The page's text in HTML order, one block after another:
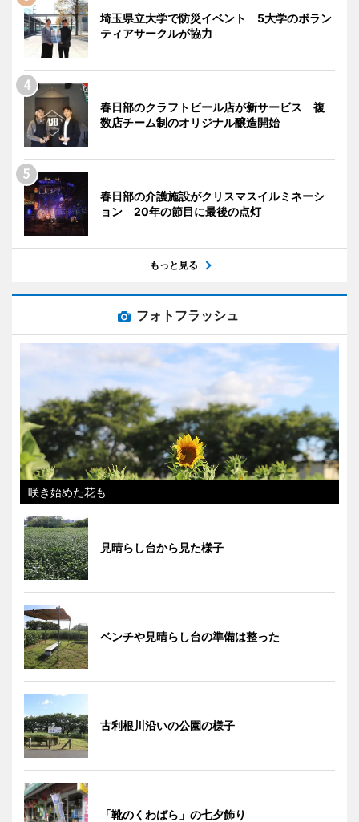
埼玉県立大学で防災イベント 5大学のボラン
ティアサークルが協力
春日部のクラフトビール店が新サービス 複
数店チーム制のオリジナル醸造開始
春日部の介護施設がクリスマスイルミネーシ
ョン 20年の節目に最後の点灯
もっと見る
フォトフラッシュ
咲き始めた花も
見晴らし台から見た様子
ベンチや見晴らし台の準備は整った
古利根川沿いの公園の様子
「靴のくわばら」の七夕飾り